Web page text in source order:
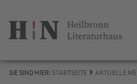
SIE SIND HIER: STARTSEITE AKTUELLE